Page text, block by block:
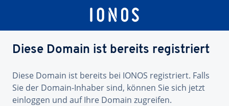
Diese Domain ist bereits registriert
Diese Domain ist bereits bei IONOS registriert. Falls
Sie der Domain-Inhaber sind, können Sie sich jetzt
einloggen und auf Ihre Domain zugreifen.